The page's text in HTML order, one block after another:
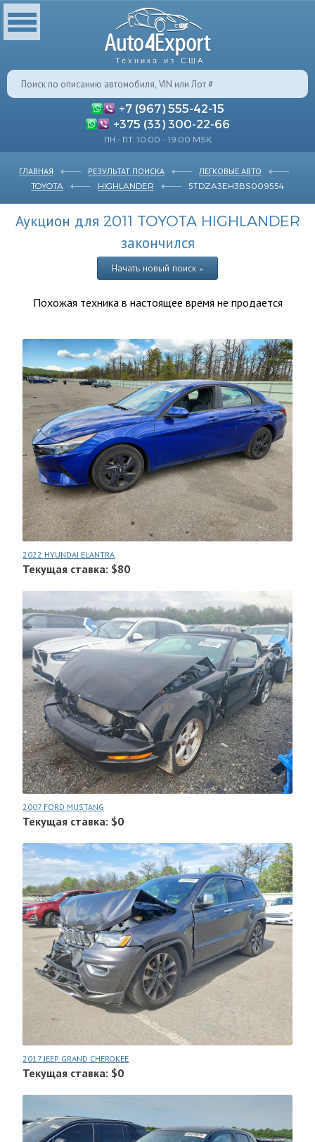
Техника из США
+7 (967) 555-42-15
+375 (33) 300-22-66
ПН - ПТ: 10:00 - 19:00 MSK
ГЛАВНАЯ РЕЗУЛЬТАТ ПОИСКА
ЛЕГКОВЫЕ АВТО
TOYOTA
HIGHLANDER 5TDZA3EH3BS009554
Аукцион для 2011 TOYOTA HIGHLANDER
закончился
Начать новый поиск »
Похожая техника в настоящее время не продается
2022 HYUNDAI ELANTRA
Текущая ставка: $80
2007 FORD MUSTANG
Текущая ставка: $0
2017 JEEP GRAND CHEROKEE
Текущая ставка: $0